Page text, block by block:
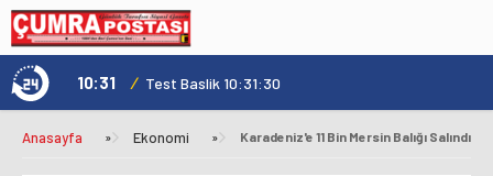
Genç Kültür Kart ile Konya'da Üniversite Yaşamı Daha Avantajlı 10:31 / Test Baslik 10:31:30
Anasayfa » Ekonomi » Karadeniz'e 11 Bin Mersin Balığı Salındı